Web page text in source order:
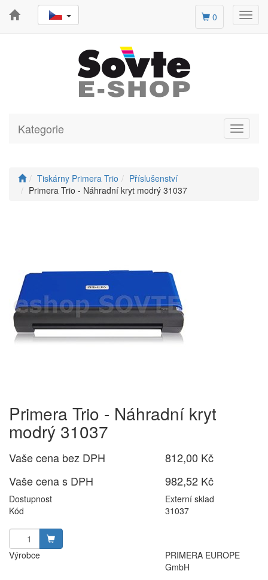
0
Toggle
Kategorie
Tiskárny Primera Trio
Příslušenství
Primera Trio - Náhradní kryt modrý 31037
Primera Trio - Náhradní kryt
modrý 31037
Vaše cena bez DPH
812,00 Kč
Vaše cena s DPH
982,52 Kč
Dostupnost
Externí sklad
Kód
31037
Výrobce
PRIMERA EUROPE
GmbH